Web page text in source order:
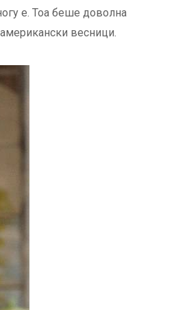
е. Тоа беше доволна
американски весници.